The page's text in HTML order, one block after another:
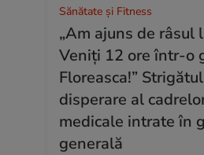
Sănătate și Fitness
„Am ajuns de râsul
Veniți 12 ore într-o
Floreasca!”
disperare al
medicale intrate în
generală